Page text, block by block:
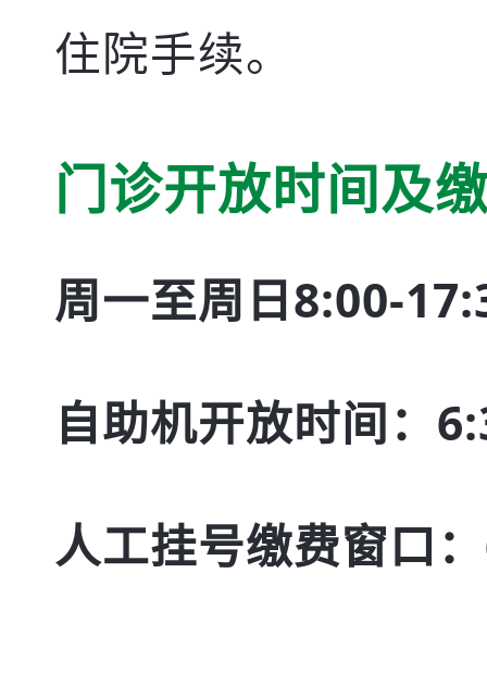
住院手续。
门诊开放时间及
周一至周日8:00-
自助机开放时间：
人工挂号缴费窗口